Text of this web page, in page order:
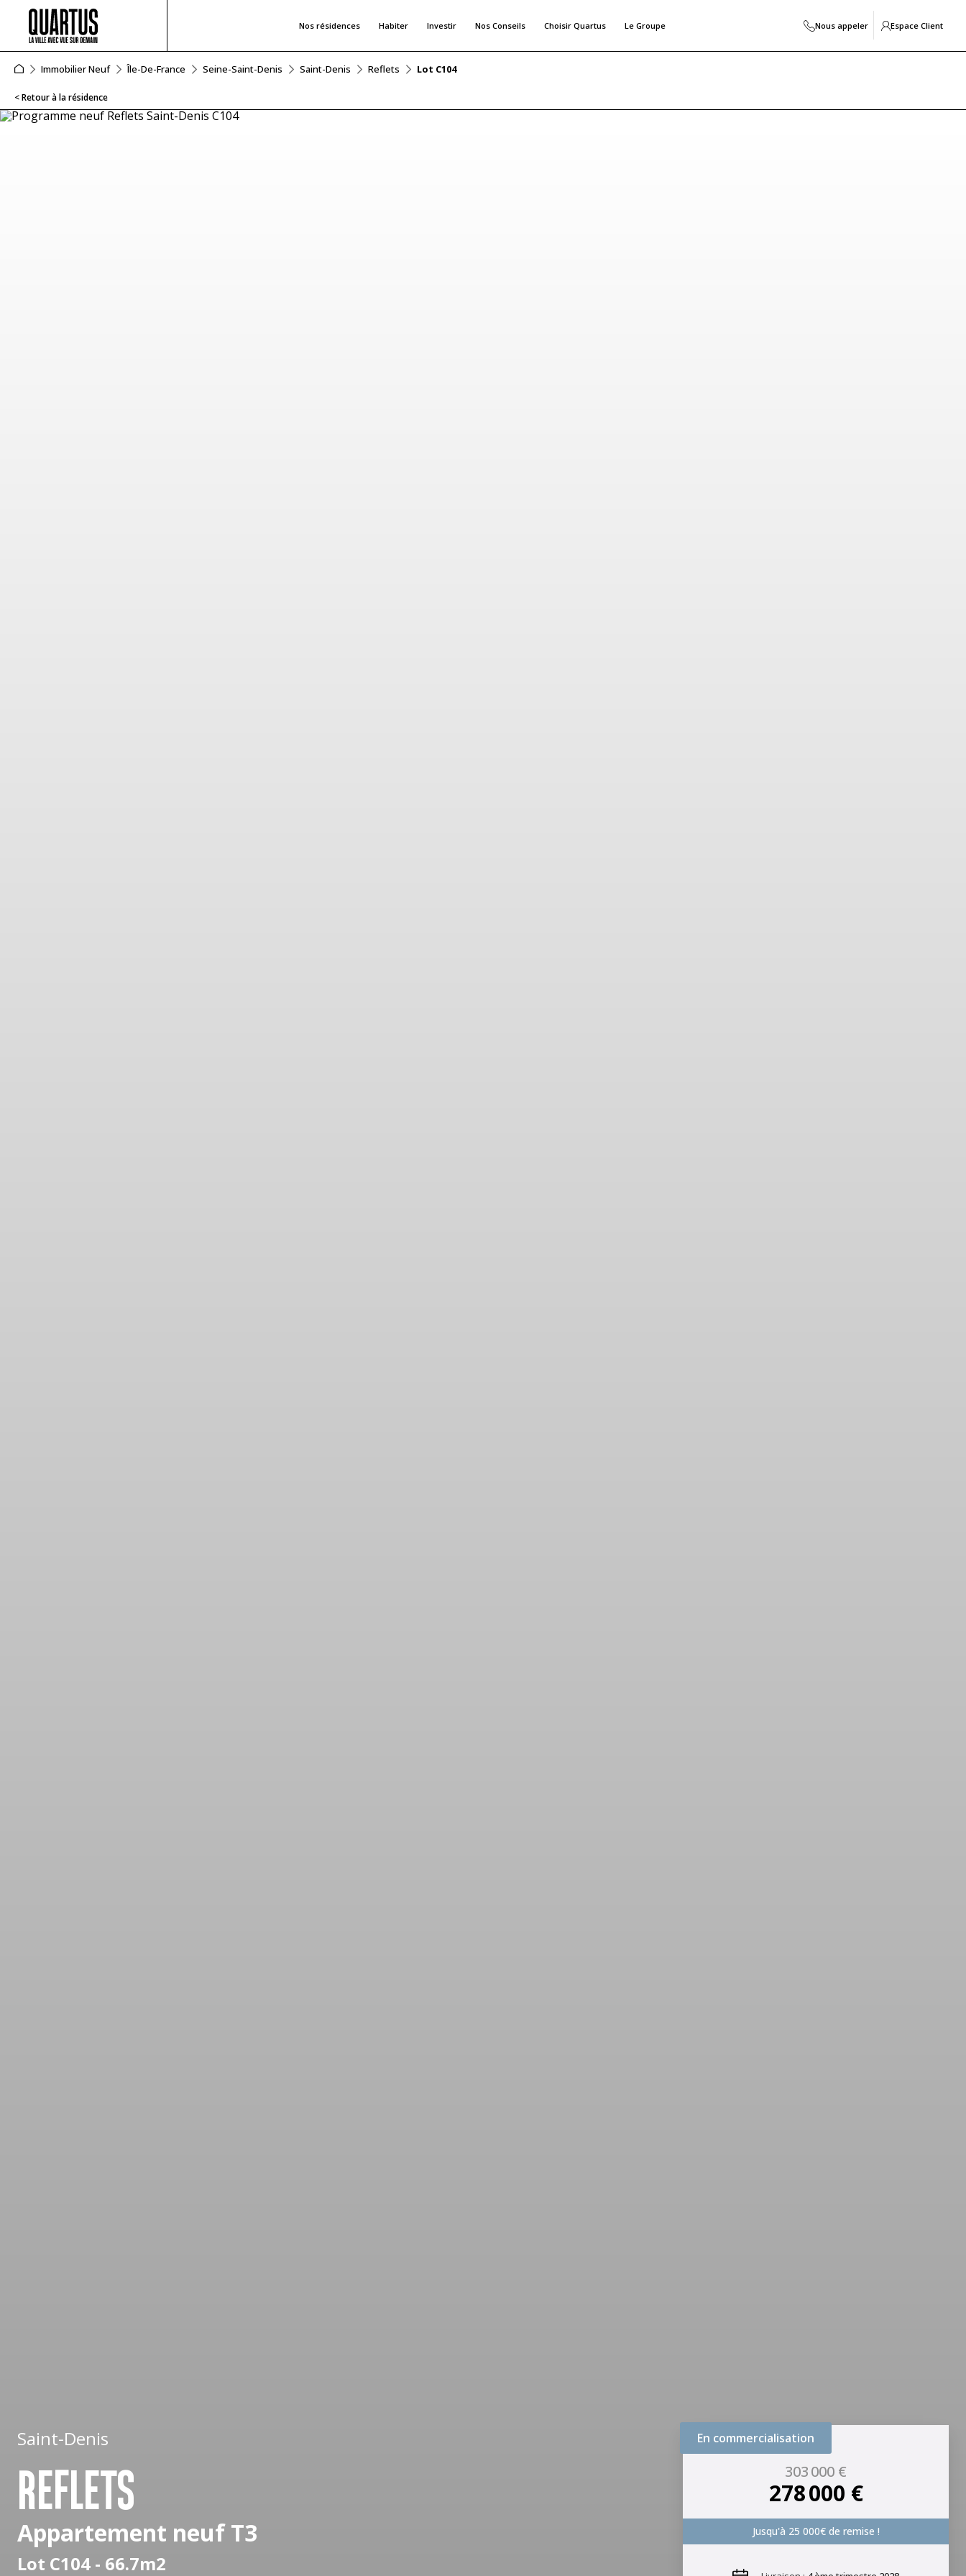
Nos résidences Habiter Investir Nos Conseils Choisir Quartus Le Groupe Nous appeler Espace Client
Immobilier Neuf Île-De-France Seine-Saint-Denis Saint-Denis Reflets Lot C104
< Retour à la résidence
Saint-Denis
REFLETS
Appartement neuf T3
Lot C104 - 66.7m2
En commercialisation
303 000 €
278 000 €
Jusqu'à 25 000€ de remise !